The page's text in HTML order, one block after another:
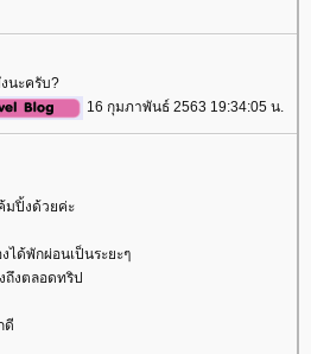
นะครับ?
16 กุมภาพันธ์ 2563 19:34:05 น.
มปิ้งด้วยค่ะ
ได้พักผ่อนเป็นระยะๆ
ถึงตลอดทริป
ดี